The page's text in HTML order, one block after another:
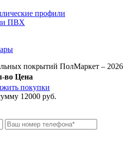
профили
ПВХ
покрытий ПолМаркет – 2026
во Цена
покупки
12000 руб.